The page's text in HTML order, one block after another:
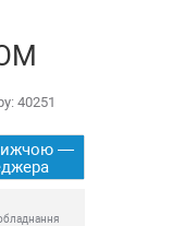
40251
—